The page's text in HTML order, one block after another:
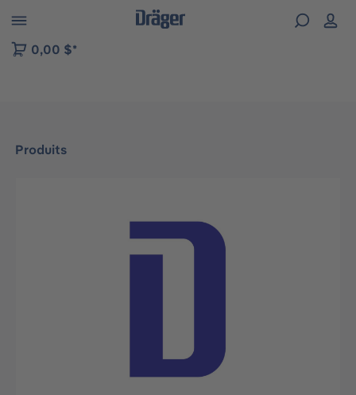
to B2B platform navigation
0,00 $*
Produits
Ignorer la galerie d'images